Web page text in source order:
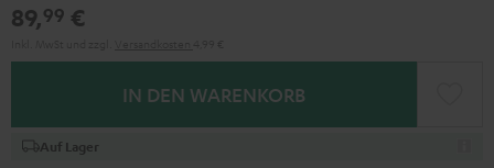
89,99 €
IN DEN WARENKORB
Auf Lager